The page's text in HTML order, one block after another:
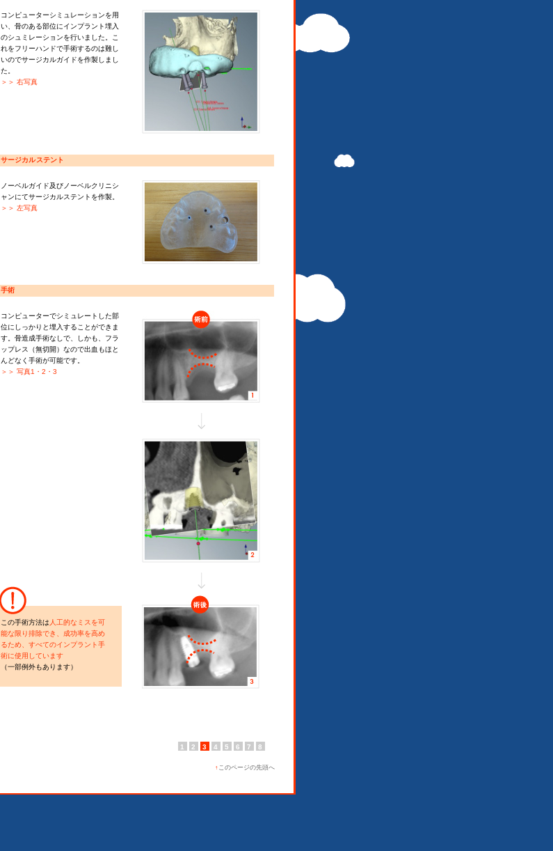
コンピューターシミュレーションを用
い、骨のある部位にインプラント埋入
のシュミレーションを行いました。こ
れをフリーハンドで手術するのは難し
いのでサージカルガイドを作製しまし
た。
＞＞ 右写真
サージカルステント
ノーベルガイド及びノーベルクリニシ
ャンにてサージカルステントを作製。
＞＞ 左写真
手術
コンピューターでシミュレートした部
位にしっかりと埋入することができま
す。骨造成手術なしで、しかも、フラ
ップレス（無切開）なので出血もほと
んどなく手術が可能です。
＞＞ 写真1・2・3
この手術方法は 人工的なミスを可
能な限り排除でき、成功率を高め
るため、すべてのインプラント手
術に使用しています
（一部例外もあります）
1 2 3 4 5 6 7 8
↑ このページの先頭へ